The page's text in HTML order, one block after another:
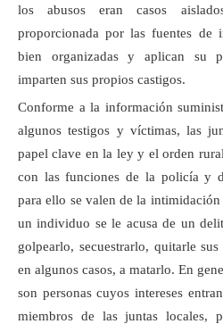
los abusos eran casos
proporcionada por las fuentes de
bien organizadas y aplican su
imparten sus propios castigos.
Conforme a la información
algunos testigos y víctimas, las
papel clave en la ley y el orden
con las funciones de la policía y
para ello se valen de la
un individuo se le acusa de un
golpearlo, secuestrarlo, quitarle
en algunos casos, a matarlo. En
son personas cuyos intereses
miembros de las juntas locales,